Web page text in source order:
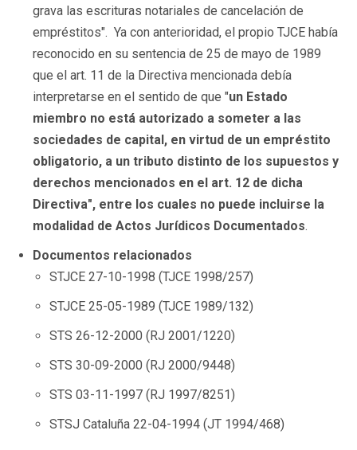
grava las escrituras notariales de cancelación de
empréstitos". Ya con anterioridad, el propio TJCE había
reconocido en su sentencia de 25 de mayo de 1989
que el art. 11 de la Directiva mencionada debía
interpretarse en el sentido de que "un Estado
miembro no está autorizado a someter a las
sociedades de capital, en virtud de un empréstito
obligatorio, a un tributo distinto de los supuestos y
derechos mencionados en el art. 12 de dicha
Directiva", entre los cuales no puede incluirse la
modalidad de Actos Jurídicos Documentados.
Documentos relacionados
STJCE 27-10-1998 (TJCE 1998/257)
STJCE 25-05-1989 (TJCE 1989/132)
STS 26-12-2000 (RJ 2001/1220)
STS 30-09-2000 (RJ 2000/9448)
STS 03-11-1997 (RJ 1997/8251)
STSJ Cataluña 22-04-1994 (JT 1994/468)